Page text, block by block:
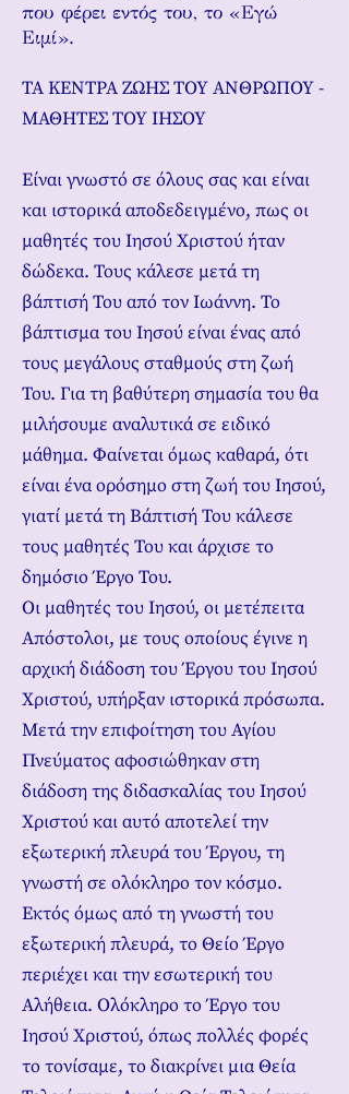
που φέρει εντός του, το «Εγώ
Ειμί».
ΤΑ ΚΕΝΤΡΑ ΖΩΗΣ ΤΟΥ ΑΝΘΡΩΠΟΥ -
ΜΑΘΗΤΕΣ ΤΟΥ ΙΗΣΟΥ
Είναι γνωστό σε όλους σας και είναι
και ιστορικά αποδεδειγμένο, πως οι
μαθητές του Ιησού Χριστού ήταν
δώδεκα. Τους κάλεσε μετά τη
βάπτισή Του από τον Ιωάννη. Το
βάπτισμα του Ιησού είναι ένας από
τους μεγάλους σταθμούς στη ζωή
Του. Για τη βαθύτερη σημασία του θα
μιλήσουμε αναλυτικά σε ειδικό
μάθημα. Φαίνεται όμως καθαρά, ότι
είναι ένα ορόσημο στη ζωή του Ιησού,
γιατί μετά τη Βάπτισή Του κάλεσε
τους μαθητές Του και άρχισε το
δημόσιο Έργο Του.
Οι μαθητές του Ιησού, οι μετέπειτα
Απόστολοι, με τους οποίους έγινε η
αρχική διάδοση του Έργου του Ιησού
Χριστού, υπήρξαν ιστορικά πρόσωπα.
Μετά την επιφοίτηση του Αγίου
Πνεύματος αφοσιώθηκαν στη
διάδοση της διδασκαλίας του Ιησού
Χριστού και αυτό αποτελεί την
εξωτερική πλευρά του Έργου, τη
γνωστή σε ολόκληρο τον κόσμο.
Εκτός όμως από τη γνωστή του
εξωτερική πλευρά, το Θείο Έργο
περιέχει και την εσωτερική του
Αλήθεια. Ολόκληρο το Έργο του
Ιησού Χριστού, όπως πολλές φορές
το τονίσαμε, το διακρίνει μια Θεία